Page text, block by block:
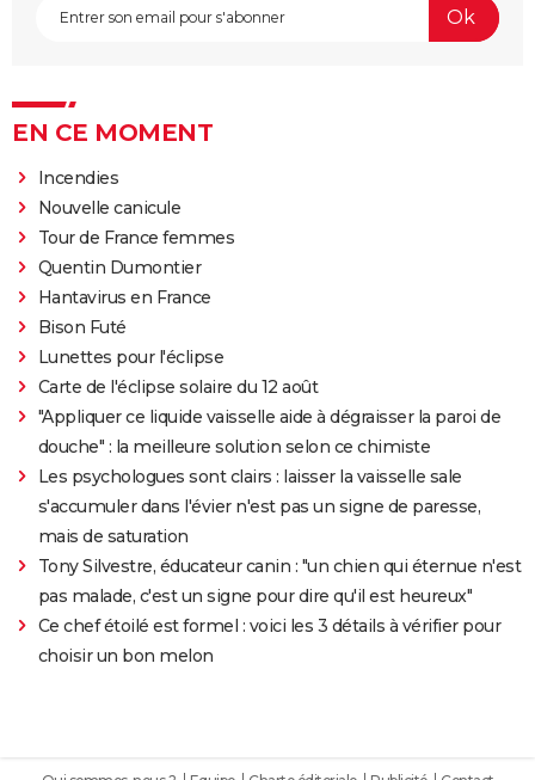
EN CE MOMENT
Incendies
Nouvelle canicule
Tour de France femmes
Quentin Dumontier
Hantavirus en France
Bison Futé
Lunettes pour l'éclipse
Carte de l'éclipse solaire du 12 août
"Appliquer ce liquide vaisselle aide à dégraisser la paroi de
douche" : la meilleure solution selon ce chimiste
Les psychologues sont clairs : laisser la vaisselle sale
s'accumuler dans l'évier n'est pas un signe de paresse,
mais de saturation
Tony Silvestre, éducateur canin : "un chien qui éternue n'est
pas malade, c'est un signe pour dire qu'il est heureux"
Ce chef étoilé est formel : voici les 3 détails à vérifier pour
choisir un bon melon